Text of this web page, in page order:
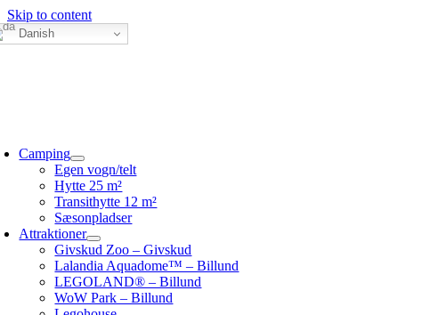
Skip to content
Danish
Camping
Egen vogn/telt
Hytte 25 m²
Transithytte 12 m²
Sæsonpladser
Attraktioner
Givskud Zoo – Givskud
Lalandia Aquadome™ – Billund
LEGOLAND® – Billund
WoW Park – Billund